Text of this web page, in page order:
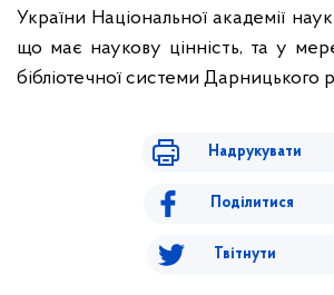
України Національної академії
що має наукову цінність, та у
бібліотечної системи Дарницького
Надрукувати
Поділитися
Твітнути